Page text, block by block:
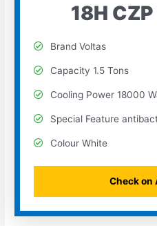
18H
Brand Voltas
Capacity 1.5 Tons
Cooling Power 18000
Special Feature
Colour White
Check on